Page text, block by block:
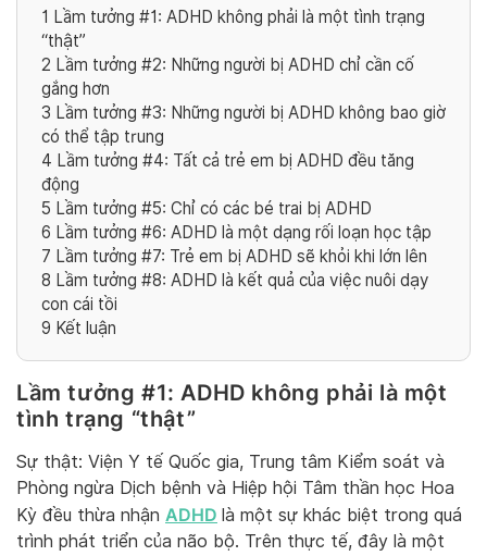
1 Lầm tưởng #1: ADHD không phải là một tình trạng
“thật”
2 Lầm tưởng #2: Những người bị ADHD chỉ cần cố
gắng hơn
3 Lầm tưởng #3: Những người bị ADHD không bao giờ
có thể tập trung
4 Lầm tưởng #4: Tất cả trẻ em bị ADHD đều tăng
động
5 Lầm tưởng #5: Chỉ có các bé trai bị ADHD
6 Lầm tưởng #6: ADHD là một dạng rối loạn học tập
7 Lầm tưởng #7: Trẻ em bị ADHD sẽ khỏi khi lớn lên
8 Lầm tưởng #8: ADHD là kết quả của việc nuôi dạy
con cái tồi
9 Kết luận
Lầm tưởng #1: ADHD không phải là một
tình trạng “thật”
Sự thật: Viện Y tế Quốc gia, Trung tâm Kiểm soát và
Phòng ngừa Dịch bệnh và Hiệp hội Tâm thần học Hoa
Kỳ đều thừa nhận ADHD là một sự khác biệt trong quá
trình phát triển của não bộ. Trên thực tế, đây là một